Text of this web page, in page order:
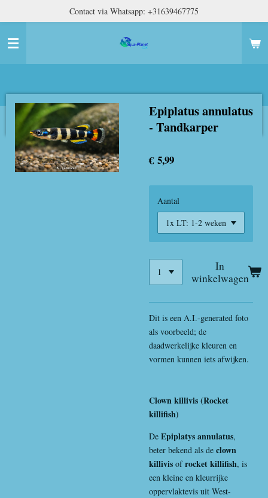
naar
hoofdinhoud
Contact via Whatsapp: +31639467775
Epiplatus annulatus
- Tandkarper
€ 5,99
Aantal
In
winkelwagen
Dit is een A.I.-generated foto
als voorbeeld; de
daadwerkelijke kleuren en
vormen kunnen iets afwijken.
Clown killivis (Rocket
killifish)
De Epiplatys annulatus,
beter bekend als de clown
killivis ofrocket killifish, is
een kleine en kleurrijke
oppervlaktevis uit West-